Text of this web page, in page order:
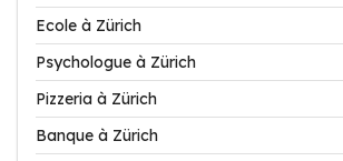
Ecole à Zürich
Psychologue à Zürich
Pizzeria à Zürich
Banque à Zürich